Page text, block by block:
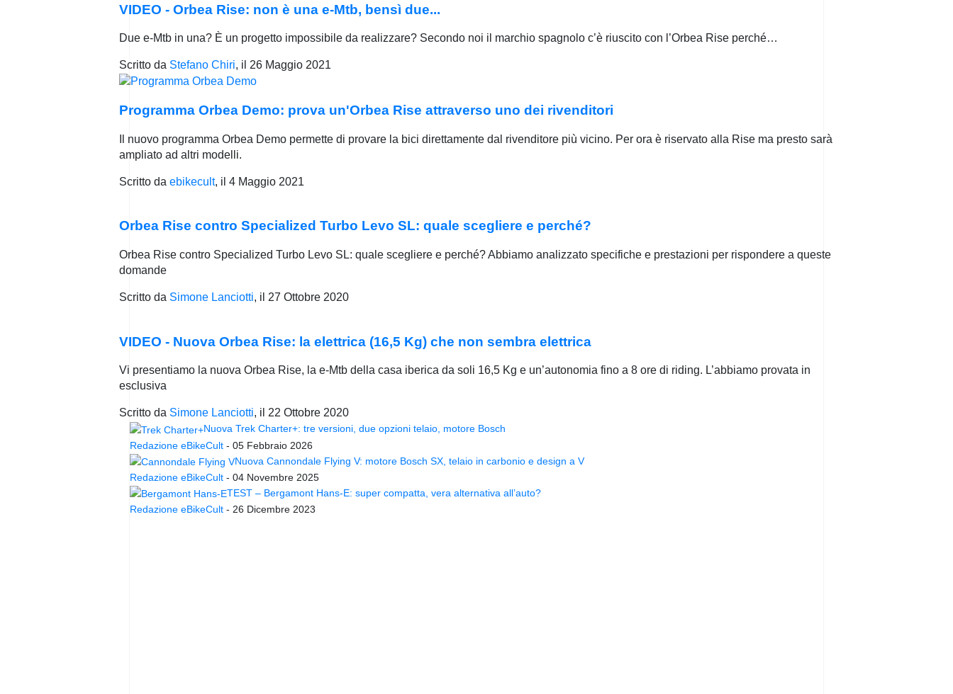
VIDEO - Orbea Rise: non è una e-Mtb, bensì due...
Due e-Mtb in una? È un progetto impossibile da realizzare? Secondo noi il marchio spagnolo c’è riuscito con l’Orbea Rise perché…
Scritto da Stefano Chiri, il 26 Maggio 2021
Programma Orbea Demo: prova un'Orbea Rise attraverso uno dei rivenditori
Il nuovo programma Orbea Demo permette di provare la bici direttamente dal rivenditore più vicino. Per ora è riservato alla Rise ma presto sarà
ampliato ad altri modelli.
Scritto da ebikecult, il 4 Maggio 2021
Orbea Rise contro Specialized Turbo Levo SL: quale scegliere e perché?
Orbea Rise contro Specialized Turbo Levo SL: quale scegliere e perché? Abbiamo analizzato specifiche e prestazioni per rispondere a queste
domande
Scritto da Simone Lanciotti, il 27 Ottobre 2020
VIDEO - Nuova Orbea Rise: la elettrica (16,5 Kg) che non sembra elettrica
Vi presentiamo la nuova Orbea Rise, la e-Mtb della casa iberica da soli 16,5 Kg e un’autonomia fino a 8 ore di riding. L’abbiamo provata in
esclusiva
Scritto da Simone Lanciotti, il 22 Ottobre 2020
Nuova Trek Charter+: tre versioni, due opzioni telaio, motore Bosch
Redazione eBikeCult - 05 Febbraio 2026
Nuova Cannondale Flying V: motore Bosch SX, telaio in carbonio e design a V
Redazione eBikeCult - 04 Novembre 2025
TEST – Bergamont Hans-E: super compatta, vera alternativa all’auto?
Redazione eBikeCult - 26 Dicembre 2023